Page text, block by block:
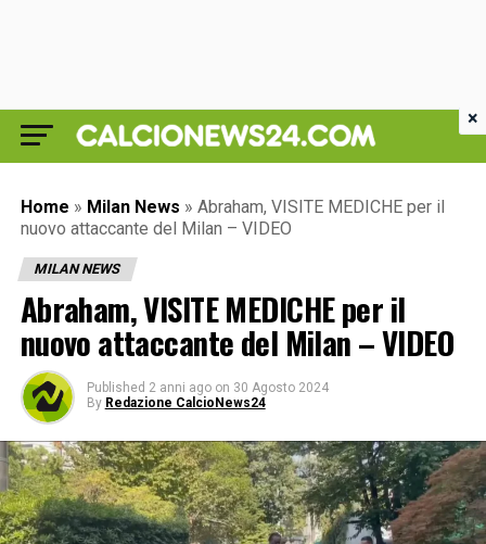
Home » Milan News » Abraham, VISITE MEDICHE per il
nuovo attaccante del Milan – VIDEO
MILAN NEWS
Abraham, VISITE MEDICHE per il
nuovo attaccante del Milan – VIDEO
Published 2 anni ago on 30 Agosto 2024
By Redazione CalcioNews24
×